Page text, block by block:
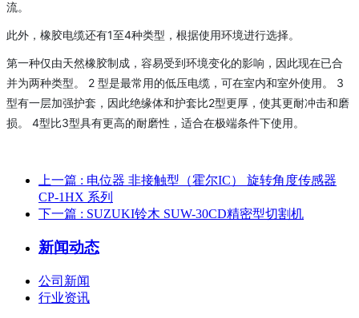
流。
此外，橡胶电缆还有1至4种类型，根据使用环境进行选择。
第一种仅由天然橡胶制成，容易受到环境变化的影响，因此现在已合
并为两种类型。 2 型是最常用的低压电缆，可在室内和室外使用。 3
型有一层加强护套，因此绝缘体和护套比2型更厚，使其更耐冲击和磨
损。 4型比3型具有更高的耐磨性，适合在极端条件下使用。
上一篇 : 电位器 非接触型（霍尔IC） 旋转角度传感器
CP-1HX 系列
下一篇 : SUZUKI铃木 SUW-30CD精密型切割机
新闻动态
公司新闻
行业资讯